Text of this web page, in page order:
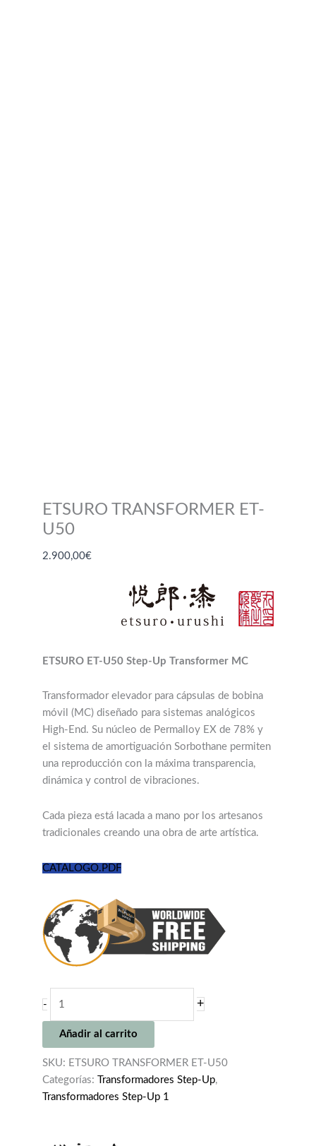
ETSURO TRANSFORMER ET-
U50
2.900,00€
ETSURO ET-U50 Step-Up Transformer MC
Transformador elevador para cápsulas de bobina
móvil (MC) diseñado para sistemas analógicos
High-End. Su núcleo de Permalloy EX de 78% y
el sistema de amortiguación Sorbothane permiten
una reproducción con la máxima transparencia,
dinámica y control de vibraciones.
Cada pieza está lacada a mano por los artesanos
tradicionales creando una obra de arte artística.
CATALOGO.PDF
-
ET-
U50
cantidad
+
Añadir al carrito
SKU: ETSURO TRANSFORMER ET-U50
Categorías:
Transformadores Step-Up,
Transformadores Step-Up 1